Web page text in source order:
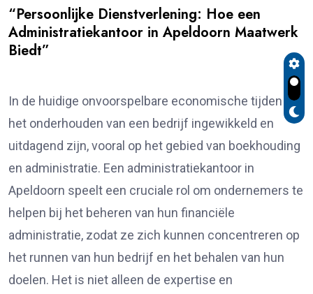
“Persoonlijke Dienstverlening: Hoe een
Administratiekantoor in Apeldoorn Maatwerk
Biedt”
In de huidige onvoorspelbare economische tijden kan
het onderhouden van een bedrijf ingewikkeld en
uitdagend zijn, vooral op het gebied van boekhouding
en administratie. Een administratiekantoor in
Apeldoorn speelt een cruciale rol om ondernemers te
helpen bij het beheren van hun financiële
administratie, zodat ze zich kunnen concentreren op
het runnen van hun bedrijf en het behalen van hun
doelen. Het is niet alleen de expertise en